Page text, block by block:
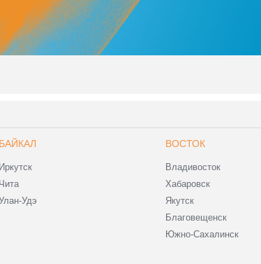
БАЙКАЛ
Иркутск
Чита
Удэ
ВОСТОК
Владивосток
Хабаровск
Якутск
Благовещенск
Южно-Сахалинск